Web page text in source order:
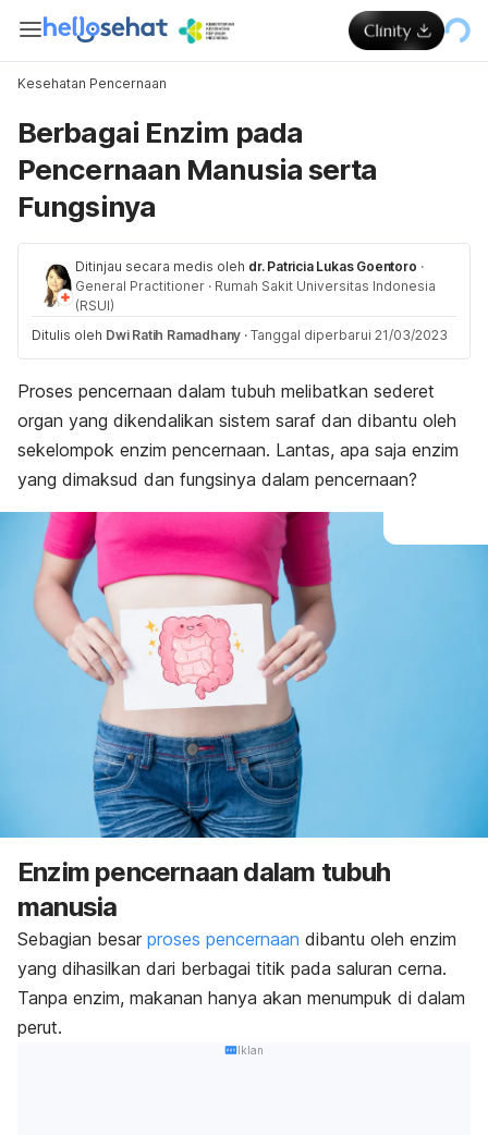
Kesehatan Pencernaan
Berbagai Enzim pada
Pencernaan Manusia serta
Fungsinya
Ditinjau secara medis oleh dr. Patricia Lukas Goentoro ·
General Practitioner · Rumah Sakit Universitas Indonesia
(RSUI)
Ditulis oleh Dwi Ratih Ramadhany · Tanggal diperbarui 21/03/2023
Proses pencernaan dalam tubuh melibatkan sederet
organ yang dikendalikan sistem saraf dan dibantu oleh
sekelompok enzim pencernaan. Lantas, apa saja enzim
yang dimaksud dan fungsinya dalam pencernaan?
Enzim pencernaan dalam tubuh
manusia
Sebagian besar proses pencernaan dibantu oleh enzim
yang dihasilkan dari berbagai titik pada saluran cerna.
Tanpa enzim, makanan hanya akan menumpuk di dalam
perut.
Iklan